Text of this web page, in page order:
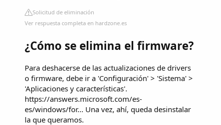
Solicitud de eliminación
Ver respuesta completa en hardzone.es
¿Cómo se elimina el firmware?
Para deshacerse de las actualizaciones de drivers
o firmware, debe ir a 'Configuración' > 'Sistema' >
'Aplicaciones y características'.
https://answers.microsoft.com/es-
es/windows/for... Una vez, ahí, queda desinstalar
la que queramos.